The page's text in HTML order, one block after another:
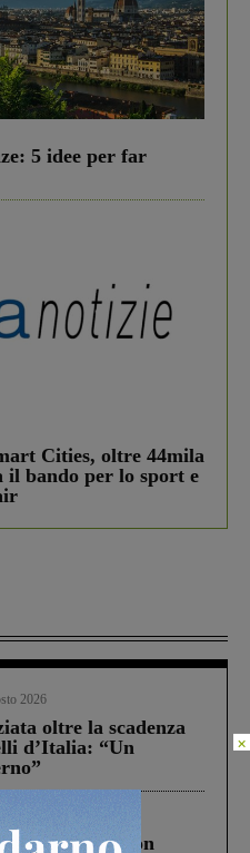
5 idee per far
Cities, oltre 44mila
bando per lo sport e
2026
oltre la scadenza
d’Italia: “Un
di Castiglion
×